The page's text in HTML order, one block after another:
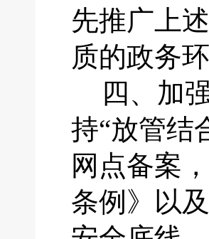
先推广上
质的政务环
四、 加
持“放管结
网点备案
条例》以